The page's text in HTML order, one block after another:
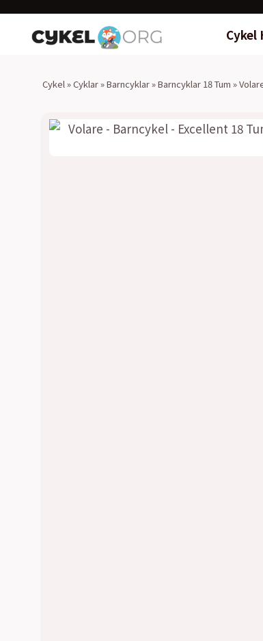
Cykel
Cykel »Cyklar»Barncyklar»Barncyklar 18 Tum »